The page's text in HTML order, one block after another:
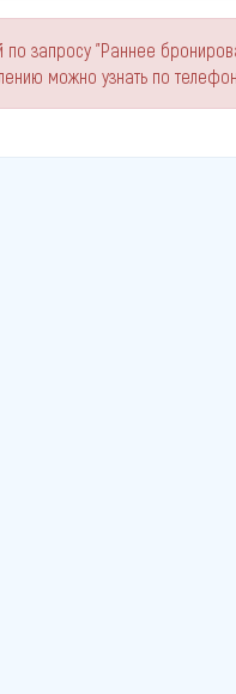
запросу "Раннее
можно узнать по